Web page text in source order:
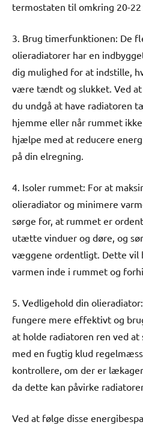
termostaten til omkring 20-22
3. Brug timerfunktionen: De
olieradiatorer har en
dig mulighed for at indstille,
være tændt og slukket. Ved
du undgå at have radiatoren
hjemme eller når rummet
hjælpe med at reducere
på din elregning.
4. Isoler rummet: For at
olieradiator og minimere
sørge for, at rummet er
utætte vinduer og døre, og
væggene ordentligt. Dette vil
varmen inde i rummet og
5. Vedligehold din
fungere mere effektivt og
at holde radiatoren ren ved
med en fugtig klud
kontrollere, om der er
da dette kan påvirke
Ved at følge disse